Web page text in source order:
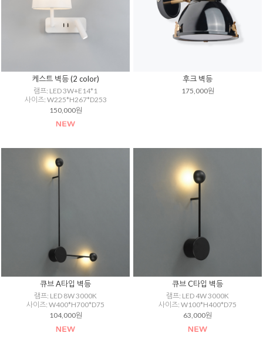
케스트 벽등 (2 color)
램프: LED 3W+E14*1
사이즈: W225*H267*D253
150,000원
후크 벽등
175,000원
큐브 A타입 벽등
램프: LED 8W 3000K
사이즈: W400*H700*D75
104,000원
큐브 C타입 벽등
램프: LED 4W 3000K
사이즈: W100*H400*D75
63,000원